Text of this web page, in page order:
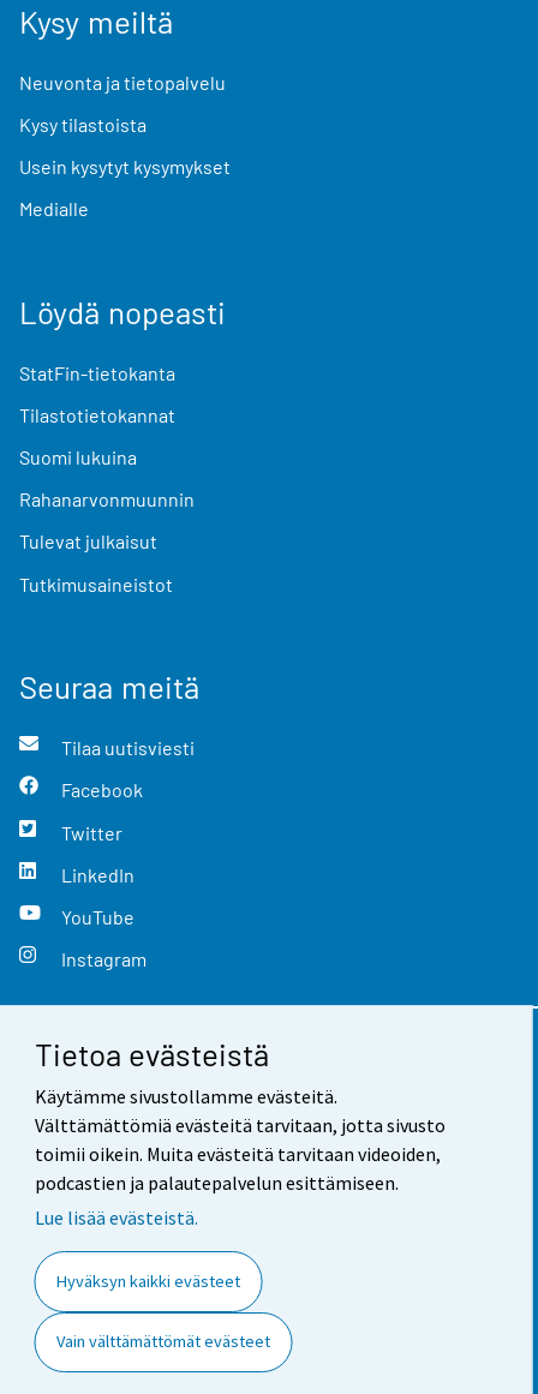
Tietoa evästeistä
Käytämme sivustollamme evästeitä.
Välttämättömiä evästeitä tarvitaan, jotta sivusto
toimii oikein. Muita evästeitä tarvitaan videoiden,
podcastien ja palautepalvelun esittämiseen.
Lue lisää evästeistä.
Hyväksyn kaikki evästeet
Vain välttämättömät evästeet
Kysy meiltä
Neuvonta ja tietopalvelu
Kysy tilastoista
Usein kysytyt kysymykset
Medialle
Löydä nopeasti
StatFin-tietokanta
Tilastotietokannat
Suomi lukuina
Rahanarvonmuunnin
Tulevat julkaisut
Tutkimusaineistot
Seuraa meitä
Tilaa uutisviesti
Facebook
Twitter
LinkedIn
YouTube
Instagram
Yhteystiedot
Palaute
Käyttöehdot
Saavutettavuus
Tietoa sivustosta
Evästeasetukset